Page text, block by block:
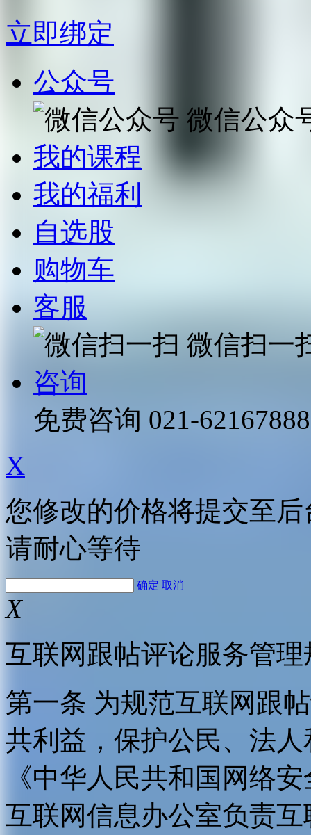
立即绑定
公众号
微信公众
我的课程
我的福利
自选股
购物车
客服
微信扫一
咨询
免费咨询 021-62167888
X
您修改的价格将提交至
请耐心等待
确定 取消
X
互联网跟帖评论服务管理
第一条 为规范互联网跟
共利益，保护公民、法
《中华人民共和国网络
互联网信息办公室负责